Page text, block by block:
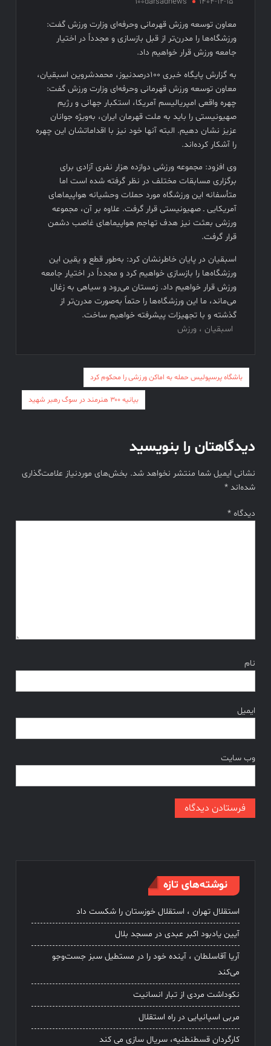
فیلم های نوروزی به توفیق دست پیدا نکردند
فیلم کیمیایی متوقف شد
معاون توسعه ورزش قهرمانی وحرفه‌ای وزارت ورزش گفت:
ورزشگاه‌ها را مدرن‌تر از قبل بازسازی و مجدداً در اختیار
جامعه ورزش قرار خواهیم داد.
به گزارش پایگاه خبری ۱۰۰درصدنیوز، محمدشروین اسبقیان،
معاون توسعه ورزش قهرمانی وحرفه‌ای وزارت ورزش گفت:
چهره واقعی امپریالیسم آمریکا، استکبار جهانی و رژیم
صهیونیستی را باید به ملت قهرمان ایران، به‌ویژه جوانان
عزیز نشان دهیم. البته آنها خود نیز با اقداماتشان این چهره
را آشکار کرده‌اند.
وی افزود: مجموعه ورزشی دوازده هزار نفری آزادی برای
برگزاری مسابقات مختلف در نظر گرفته شده است اما
متأسفانه این ورزشگاه مورد حملات وحشیانه هواپیماهای
آمریکایی ـ صهیونیستی قرار گرفت. علاوه بر آن، مجموعه
ورزشی بعثت نیز هدف تهاجم هواپیماهای غاصب دشمن
قرار گرفت.
اسبقیان در پایان خاطرنشان کرد: به‌طور قطع و یقین این
ورزشگاه‌ها را بازسازی خواهیم کرد و مجدداً در اختیار جامعه
ورزش قرار خواهیم داد. زمستان می‌رود و سیاهی به زغال
می‌ماند، ما این ورزشگاه‌ها را حتماً به‌صورت مدرن‌تر از
گذشته و با تجهیزات پیشرفته خواهیم ساخت.
اسبقیان ، ورزش
راهبری
باشگاه پرسپولیس حمله به اماکن ورزشی را محکوم کرد
بیانیه ۳۰۰ هنرمند در سوگ رهبر شهید
دیدگاهتان را بنویسید
نشانی ایمیل شما منتشر نخواهد شد. بخش‌های موردنیاز علامت‌گذاری
شده‌اند*
دیدگاه*
نام
ایمیل
وب‌ سایت
نوشته‌های تازه
استقلال تهران ، استقلال خوزستان را شکست داد
آیین یادبود اکبر عبدی در مسجد بلال
آریا آقاسلطان ، آینده خود را در مستطیل سبز جست‌وجو
می‌کند
نکوداشت مردی از تبار انسانیت
مربی اسپانیایی در راه استقلال
کارگردان قسطنطنیه، سریال سازی می کند